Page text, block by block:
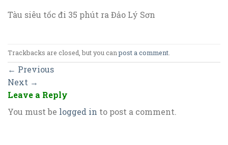
Tàu siêu tốc đi 35 phút ra Đảo Lý Sơn
Trackbacks are closed, but you canpost a comment
← Previous
Next →
Leave a Reply
You must be logged in to post a comment.